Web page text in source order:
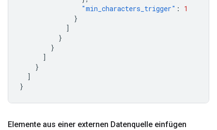
"min_characters_trigger" :
1
}
]
}
}
]
}
]
}
Elemente aus einer externen Datenquelle einfügen